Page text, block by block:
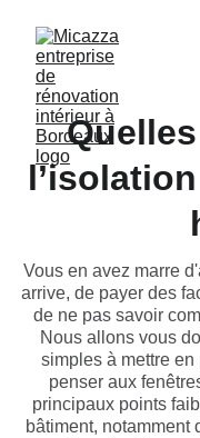
Vous en avez marre
arrive, de payer des
de ne pas savoir
Nous allons vous
simples à mettre
penser aux
principaux points
bâtiment, notamment